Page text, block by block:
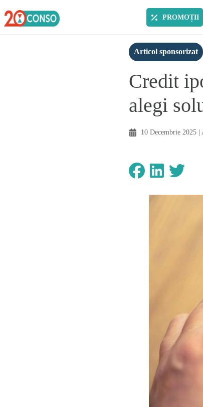
PROMOȚII
Articol sponsorizat
Credit
alegi
10 Decembrie 2025|